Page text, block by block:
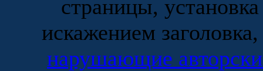
страницы,
искажением
нарушающие